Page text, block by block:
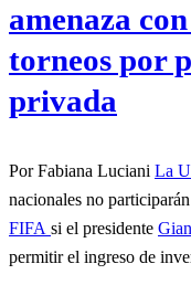
amenaza
torneos por
privada
Por Fabiana Luciani La
nacionales no
FIFA si el presidente
permitir el ingreso de